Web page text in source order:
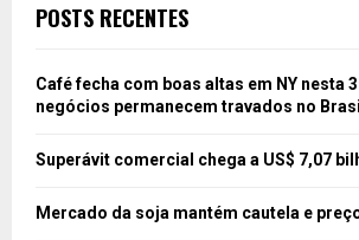
POSTS RECENTES
Café fecha com boas altas em NY nesta
negócios permanecem travados no Brasil
Superávit comercial chega a US$ 7,07
Mercado da soja mantém cautela e